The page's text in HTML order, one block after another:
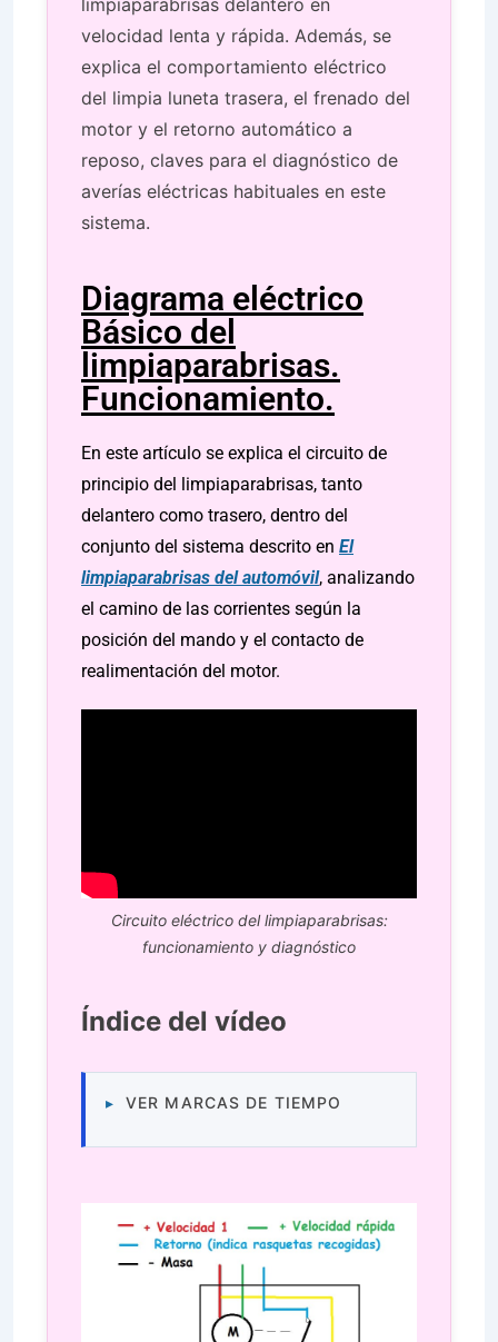
velocidad lenta y rápida. Además, se
explica el comportamiento eléctrico
del limpia luneta trasera, el frenado del
motor y el retorno automático a
reposo, claves para el diagnóstico de
averías eléctricas habituales en este
sistema.
Diagrama eléctrico
Básico del
limpiaparabrisas.
Funcionamiento.
En este artículo se explica el circuito de
principio del limpiaparabrisas, tanto
delantero como trasero, dentro del
conjunto del sistema descrito en El
limpiaparabrisas del automóvil, analizando
el camino de las corrientes según la
posición del mando y el contacto de
realimentación del motor.
Circuito eléctrico del limpiaparabrisas:
funcionamiento y diagnóstico
Índice del vídeo
VER MARCAS DE TIEMPO